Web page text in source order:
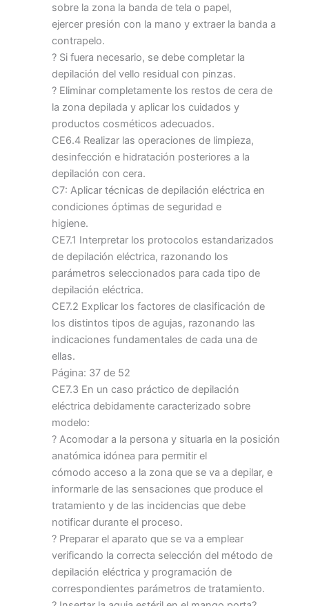
sobre la zona la banda de tela o papel,
ejercer presión con la mano y extraer la banda a
contrapelo.
? Si fuera necesario, se debe completar la
depilación del vello residual con pinzas.
? Eliminar completamente los restos de cera de
la zona depilada y aplicar los cuidados y
productos cosméticos adecuados.
CE6.4 Realizar las operaciones de limpieza,
desinfección e hidratación posteriores a la
depilación con cera.
C7: Aplicar técnicas de depilación eléctrica en
condiciones óptimas de seguridad e
higiene.
CE7.1 Interpretar los protocolos estandarizados
de depilación eléctrica, razonando los
parámetros seleccionados para cada tipo de
depilación eléctrica.
CE7.2 Explicar los factores de clasificación de
los distintos tipos de agujas, razonando las
indicaciones fundamentales de cada una de
ellas.
Página: 37 de 52
CE7.3 En un caso práctico de depilación
eléctrica debidamente caracterizado sobre
modelo:
? Acomodar a la persona y situarla en la posición
anatómica idónea para permitir el
cómodo acceso a la zona que se va a depilar, e
informarle de las sensaciones que produce el
tratamiento y de las incidencias que debe
notificar durante el proceso.
? Preparar el aparato que se va a emplear
verificando la correcta selección del método de
depilación eléctrica y programación de
correspondientes parámetros de tratamiento.